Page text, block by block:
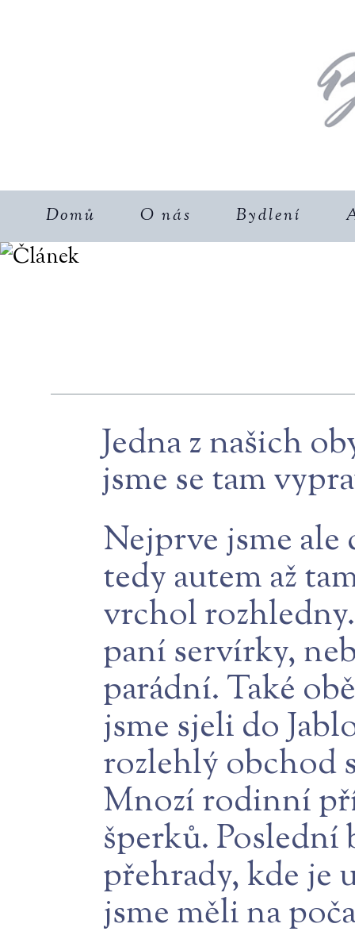
Domů O nás Bydlení
Jedna z našich
jsme se tam
Nejprve jsme
tedy autem až
vrchol
paní servírky,
parádní. Také
jsme sjeli do
rozlehlý obchod
Mnozí rodinní
šperků. Poslední
přehrady, kde je
jsme měli na